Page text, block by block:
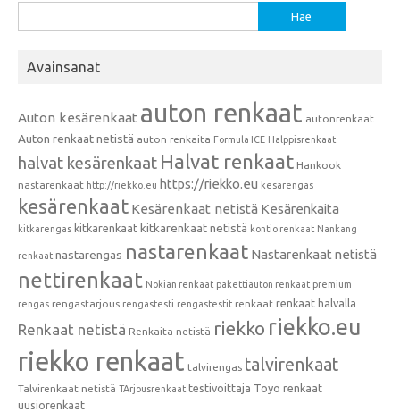
Avainsanat
Auton kesärenkaat auton renkaat autonrenkaat
Auton renkaat netistä auton renkaita Formula ICE Halppisrenkaat
halvat kesärenkaat Halvat renkaat Hankook
nastarenkaat http://riekko.eu https://riekko.eu kesärengas
kesärenkaat Kesärenkaat netistä Kesärenkaita
kitkarengas kitkarenkaat kitkarenkaat netistä kontio renkaat Nankang
renkaat nastarengas nastarenkaat Nastarenkaat netistä
nettirenkaat Nokian renkaat pakettiauton renkaat premium
rengas rengastarjous rengastesti rengastestit renkaat renkaat halvalla
Renkaat netistä Renkaita netistä riekko riekko.eu
riekko renkaat talvirengas talvirenkaat
Talvirenkaat netistä TArjousrenkaat testivoittaja Toyo renkaat
uusiorenkaat